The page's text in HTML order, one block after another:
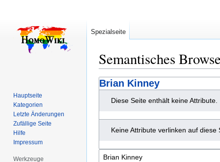
Semantisches
Zur
Navigation
springen
Zur
Suche
springen
Brian Kinney
Diese Seite enthält keine Attribute.
Keine Attribute verlinken auf diese
Spezialseite
Hauptseite
Kategorien
Letzte Änderungen
Zufällige Seite
Hilfe
Impressum
Werkzeuge